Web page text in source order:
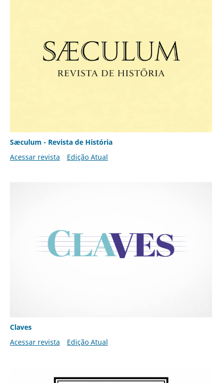
Sæculum - Revista de História
Acessar revista
Edição Atual
Claves
Acessar revista
Edição Atual